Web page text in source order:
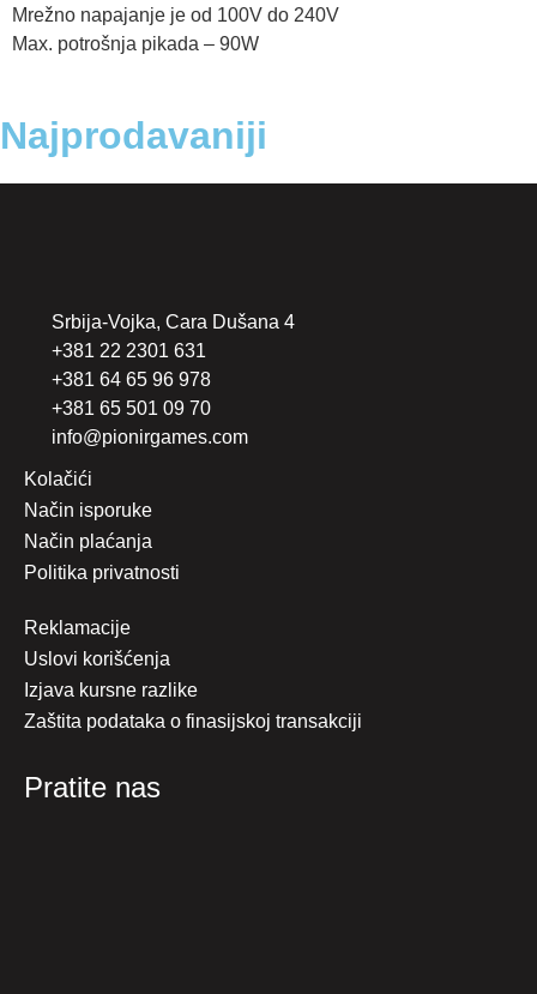
Mrežno napajanje je od 100V do 240V
Max. potrošnja pikada – 90W
Najprodavaniji
Srbija-Vojka, Cara Dušana 4
+381 22 2301 631
+381 64 65 96 978
+381 65 501 09 70
info@pionirgames.com
Kolačići
Način isporuke
Način plaćanja
Politika privatnosti
Reklamacije
Uslovi korišćenja
Izjava kursne razlike
Zaštita podataka o finasijskoj transakciji
Pratite nas